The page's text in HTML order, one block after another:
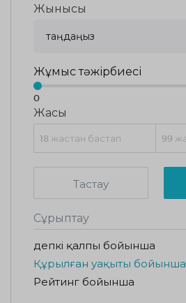
Жынысы
таңдаңыз
Жұмыс тәжірбиесі
0
Жасы
Тастау
Сұрыптау
Әдепкі қалпы бойынша
Құрылған уақыты бойынша
Рейтинг бойынша